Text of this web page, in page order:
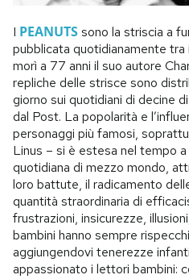
I PEANUTSsono la striscia a
pubblicata quotidianamente
morì a 77 anni il suo autore
repliche delle strisce sono
giorno sui quotidiani di decine
dal Post. La popolarità e
personaggi più famosi,
Linus – si è estesa nel tempo
quotidiana di mezzo mondo,
loro battute, il radicamento
quantità straordinaria di
frustrazioni, insicurezze,
bambini hanno sempre
aggiungendovi tenerezze
appassionato i lettori bambini: